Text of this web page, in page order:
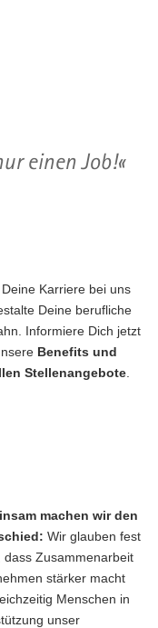
einen Job!
Karriere bei uns
Deine berufliche
Informiere Dich jetzt
Benefits und
Stellenangebote
machen wir den
Wir glauben fest
dass Zusammenarbeit
stärker macht
Menschen in
unser